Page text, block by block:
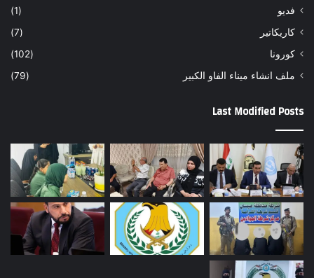
فديو
(1)
كاريكاتير
(7)
كورونا
(102)
ملف انشاء ميناء الفاو الكبير
(79)
Last Modified Posts